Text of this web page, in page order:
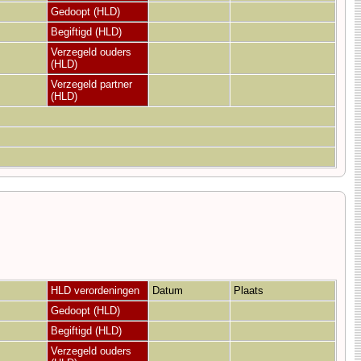
Gedoopt (HLD)
Begiftigd (HLD)
Verzegeld ouders
(HLD)
Verzegeld partner
(HLD)
HLD verordeningen Datum
Plaats
Gedoopt (HLD)
Begiftigd (HLD)
Verzegeld ouders